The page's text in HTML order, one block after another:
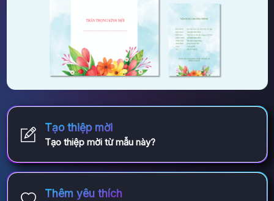
Tạo thiệp mời
Tạo thiệp mời từ mẫu này?
Thêm yêu thích